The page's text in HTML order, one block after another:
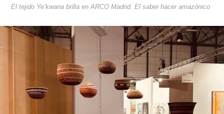
El tejido Ye’kwana brilla en ARCO Madrid. El saber hacer amazónico